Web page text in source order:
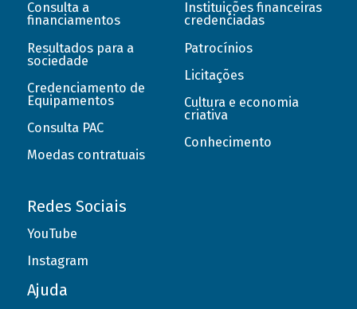
Consulta a
financiamentos
Resultados para a
sociedade
Credenciamento de
Equipamentos
Consulta PAC
Moedas contratuais
Instituições financeiras
credenciadas
Patrocínios
Licitações
Cultura e economia
criativa
Conhecimento
Redes Sociais
YouTube
Instagram
Ajuda